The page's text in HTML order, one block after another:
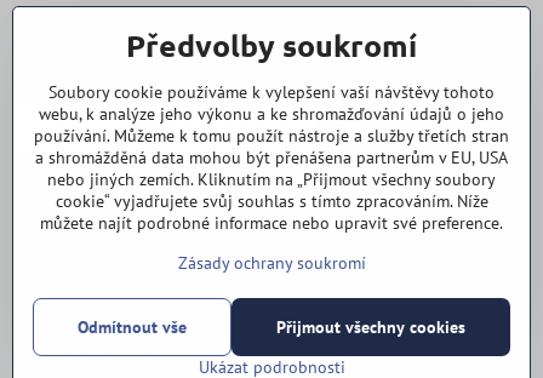
Zavoláme Vám zpět
Váš telefon
Odeslat
©2026CopyrightPředvolby soukromíZásady ochrany soukromí
Předvolby soukromí
Soubory cookie používáme k vylepšení vaší návštěvy tohoto
webu, k analýze jeho výkonu a ke shromažďování údajů o jeho
používání. Můžeme k tomu použít nástroje a služby třetích stran
a shromážděná data mohou být přenášena partnerům v EU, USA
nebo jiných zemích. Kliknutím na „Přijmout všechny soubory
cookie“ vyjadřujete svůj souhlas s tímto zpracováním. Níže
můžete najít podrobné informace nebo upravit své preference.
Zásady ochrany soukromí
Ukázat podrobnosti
Přijmout všechny cookies
Odmítnout vše